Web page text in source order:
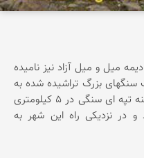
میل و میل آزاد نیز نامیده
ساخته شده از ۱۶ ردیف سنگهای بزرگ تراشیده شده به
شکل مکعب مستطیل بوده که بر دامنه تپه ای سنگی در ۵ کیلومتری
در نزدیکی راه این شهر به